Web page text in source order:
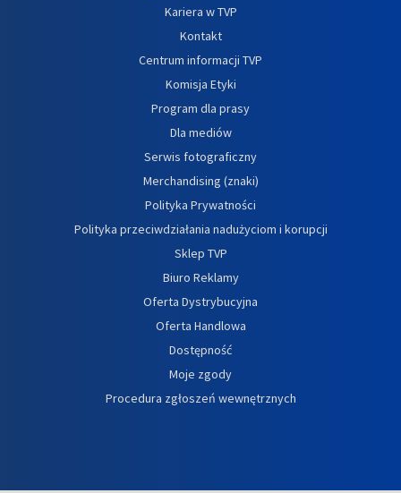
Kariera w TVP
Kontakt
Centrum informacji TVP
Komisja Etyki
Program dla prasy
Dla mediów
Serwis fotograficzny
Merchandising (znaki)
Polityka Prywatności
Polityka przeciwdziałania nadużyciom i korupcji
Sklep TVP
Biuro Reklamy
Oferta Dystrybucyjna
Oferta Handlowa
Dostępność
Moje zgody
Procedura zgłoszeń wewnętrznych